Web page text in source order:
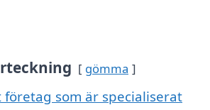
gömma
företag som är specialiserat